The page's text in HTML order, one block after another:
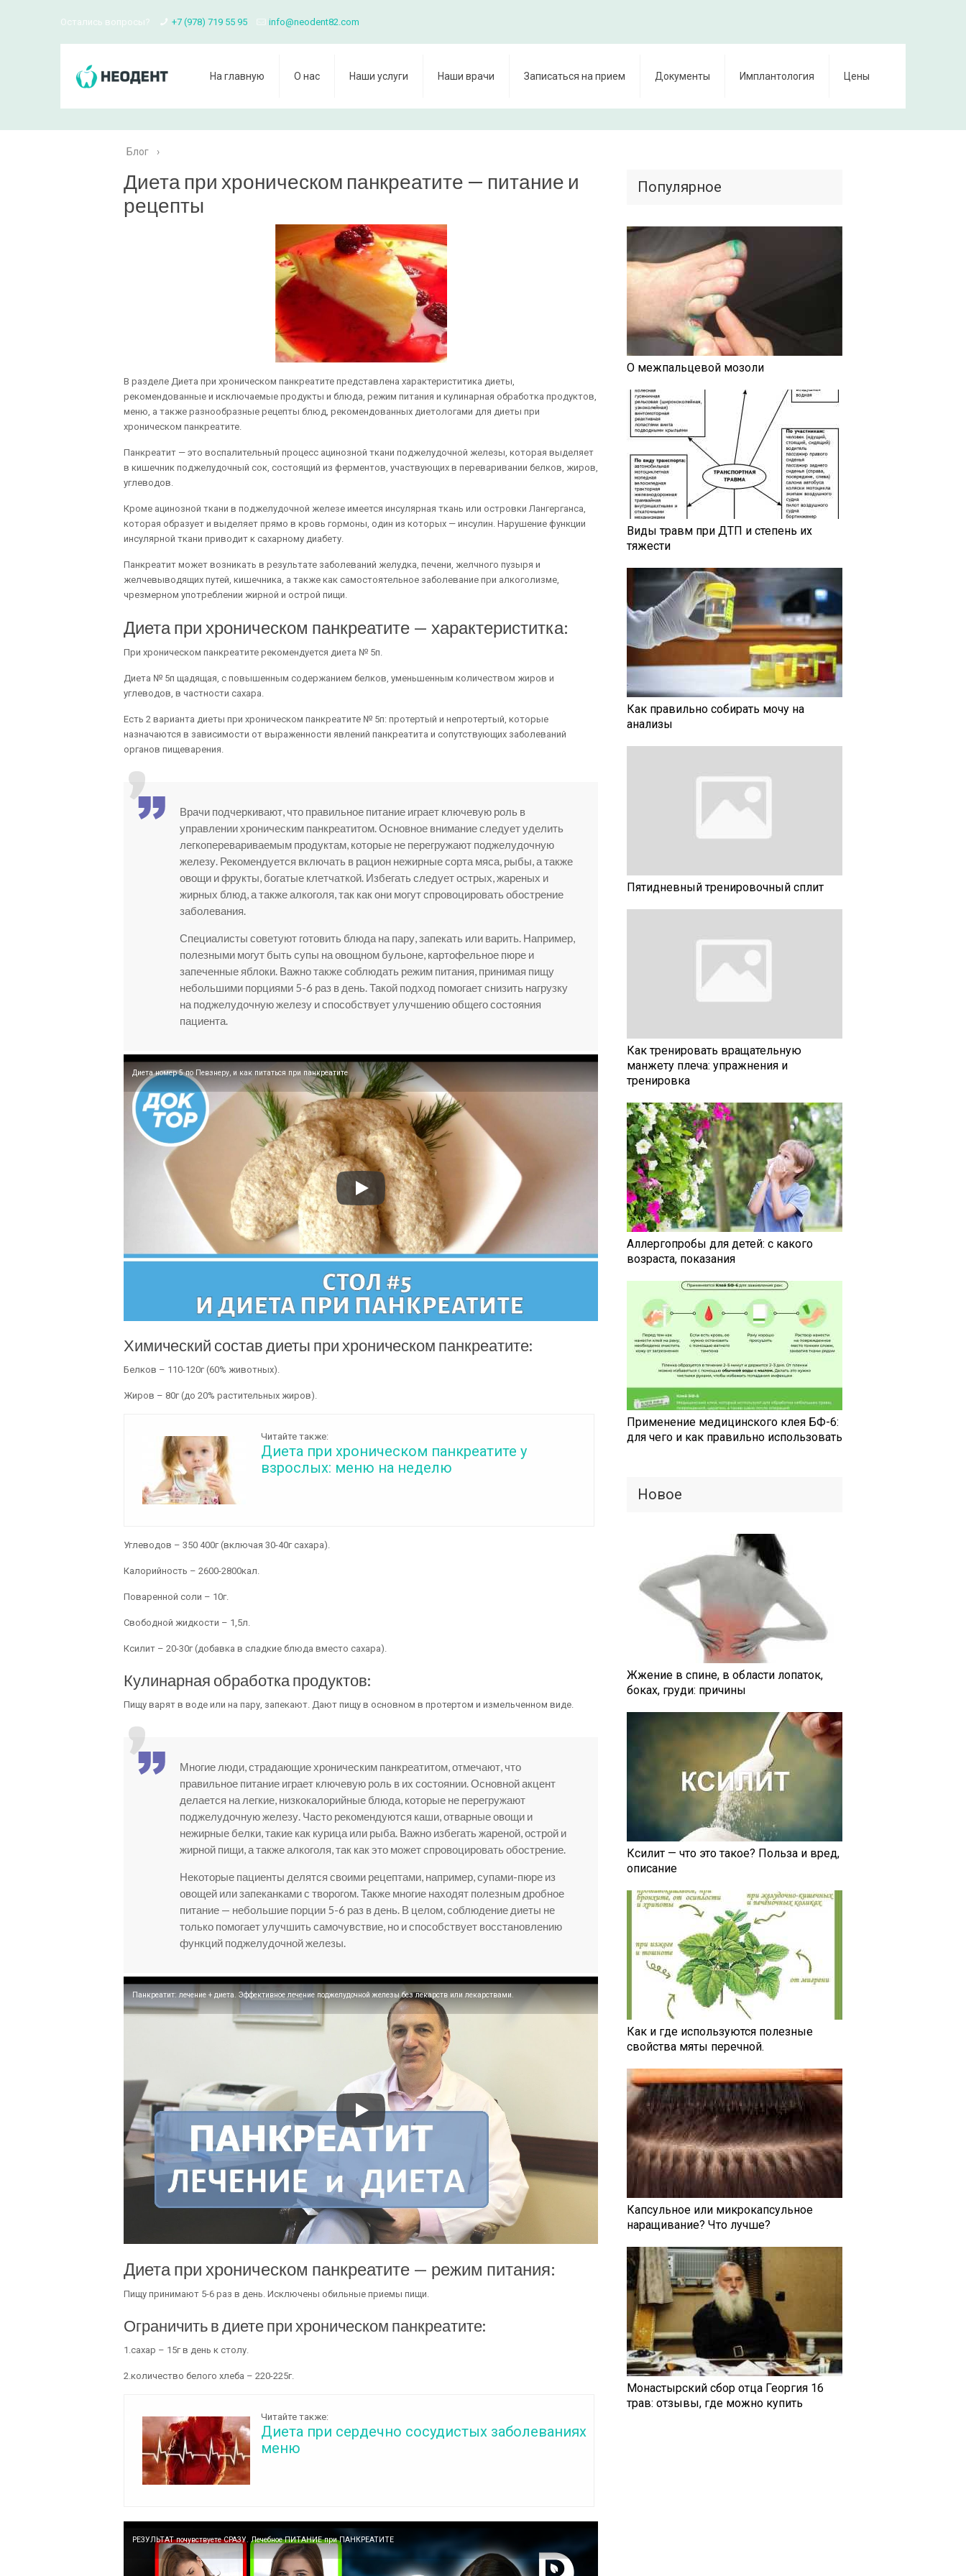
Остались вопросы? +7 (978) 719 55 95 info@neodent82.com
На главную О нас Наши услуги Наши врачи Записаться на прием Документы Имплантология Цены
Блог ›
Диета при хроническом панкреатите — питание и
рецепты
В разделе Диета при хроническом панкреатите представлена характериститика диеты,
рекомендованные и исключаемые продукты и блюда, режим питания и кулинарная обработка продуктов,
меню, а также разнообразные рецепты блюд, рекомендованных диетологами для диеты при
хроническом панкреатите.
Панкреатит — это воспалительный процесс ацинозной ткани поджелудочной железы, которая выделяет
в кишечник поджелудочный сок, состоящий из ферментов, участвующих в переваривании белков, жиров,
углеводов.
Кроме ацинозной ткани в поджелудочной железе имеется инсулярная ткань или островки Лангерганса,
которая образует и выделяет прямо в кровь гормоны, один из которых — инсулин. Нарушение функции
инсулярной ткани приводит к сахарному диабету.
Панкреатит может возникать в результате заболеваний желудка, печени, желчного пузыря и
желчевыводящих путей, кишечника, а также как самостоятельное заболевание при алкоголизме,
чрезмерном употреблении жирной и острой пищи.
Диета при хроническом панкреатите — характериститка:
При хроническом панкреатите рекомендуется диета № 5п.
Диета № 5п щадящая, с повышенным содержанием белков, уменьшенным количеством жиров и
углеводов, в частности сахара.
Есть 2 варианта диеты при хроническом панкреатите № 5п: протертый и непротертый, которые
назначаются в зависимости от выраженности явлений панкреатита и сопутствующих заболеваний
органов пищеварения.
Врачи подчеркивают, что правильное питание играет ключевую роль в
управлении хроническим панкреатитом. Основное внимание следует уделить
легкоперевариваемым продуктам, которые не перегружают поджелудочную
железу. Рекомендуется включать в рацион нежирные сорта мяса, рыбы, а также
овощи и фрукты, богатые клетчаткой. Избегать следует острых, жареных и
жирных блюд, а также алкоголя, так как они могут спровоцировать обострение
заболевания.
Специалисты советуют готовить блюда на пару, запекать или варить. Например,
полезными могут быть супы на овощном бульоне, картофельное пюре и
запеченные яблоки. Важно также соблюдать режим питания, принимая пищу
небольшими порциями 5-6 раз в день. Такой подход помогает снизить нагрузку
на поджелудочную железу и способствует улучшению общего состояния
пациента.
Диета номер 5 по Певзнеру, и как питаться при панкреатите
Химический состав диеты при хроническом панкреатите:
Белков – 110-120г (60% животных).
Жиров – 80г (до 20% растительных жиров).
Читайте также:
Диета при хроническом панкреатите у
взрослых: меню на неделю
Углеводов – 350 400г (включая 30-40г сахара).
Калорийность – 2600-2800кал.
Поваренной соли – 10г.
Свободной жидкости – 1,5л.
Ксилит – 20-30г (добавка в сладкие блюда вместо сахара).
Кулинарная обработка продуктов:
Пищу варят в воде или на пару, запекают. Дают пищу в основном в протертом и измельченном виде.
Многие люди, страдающие хроническим панкреатитом, отмечают, что
правильное питание играет ключевую роль в их состоянии. Основной акцент
делается на легкие, низкокалорийные блюда, которые не перегружают
поджелудочную железу. Часто рекомендуются каши, отварные овощи и
нежирные белки, такие как курица или рыба. Важно избегать жареной, острой и
жирной пищи, а также алкоголя, так как это может спровоцировать обострение.
Некоторые пациенты делятся своими рецептами, например, супами-пюре из
овощей или запеканками с творогом. Также многие находят полезным дробное
питание — небольшие порции 5-6 раз в день. В целом, соблюдение диеты не
только помогает улучшить самочувствие, но и способствует восстановлению
функций поджелудочной железы.
Панкреатит: лечение + диета. Эффективное лечение поджелудочной железы без лекарств или лекарствами.
Диета при хроническом панкреатите — режим питания:
Пищу принимают 5-6 раз в день. Исключены обильные приемы пищи.
Ограничить в диете при хроническом панкреатите:
1.сахар – 15г в день к столу.
2.количество белого хлеба – 220-225г.
Читайте также:
Диета при сердечно сосудистых заболеваниях
меню
РЕЗУЛЬТАТ почувствуете СРАЗУ. Лечебное ПИТАНИЕ при ПАНКРЕАТИТЕ
Популярное
О межпальцевой мозоли
Виды травм при ДТП и степень их
тяжести
Как правильно собирать мочу на
анализы
Пятидневный тренировочный сплит
Как тренировать вращательную
манжету плеча: упражнения и
тренировка
Аллергопробы для детей: с какого
возраста, показания
Применение медицинского клея БФ-6:
для чего и как правильно использовать
Новое
Жжение в спине, в области лопаток,
боках, груди: причины
Ксилит — что это такое? Польза и вред,
описание
Как и где используются полезные
свойства мяты перечной.
Капсульное или микрокапсульное
наращивание? Что лучше?
Монастырский сбор отца Георгия 16
трав: отзывы, где можно купить